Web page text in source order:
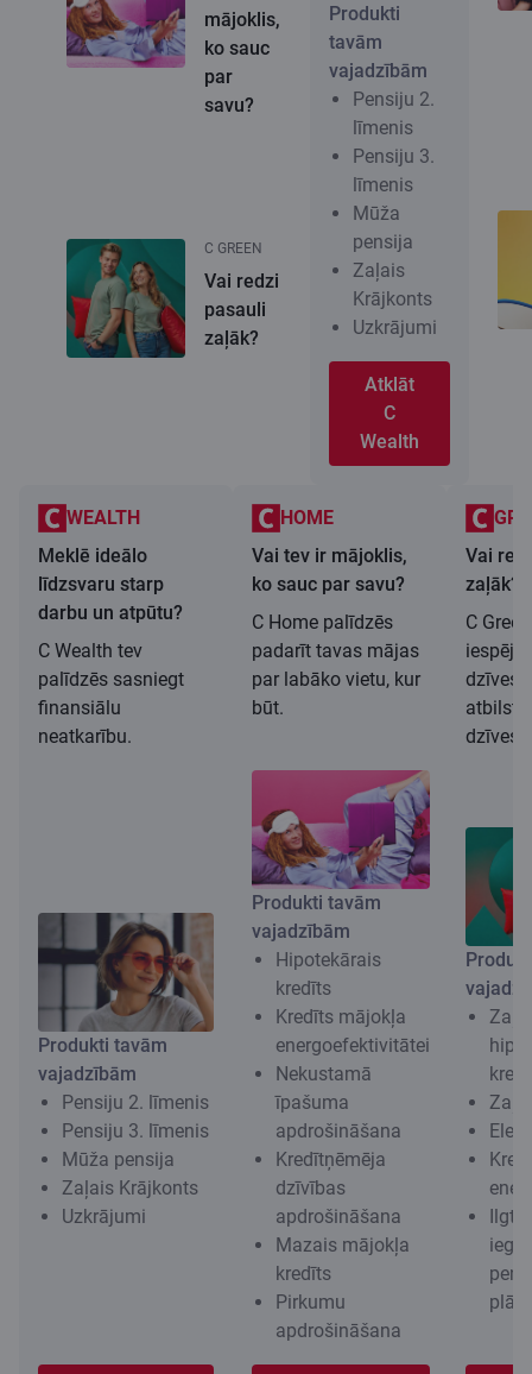
Produkti
tavām
vajadzībām
Pensiju 2.
līmenis
Pensiju 3.
līmenis
Mūža
pensija
Zaļais
Krājkonts
Uzkrājumi
Atklāt
C
Wealth
mājoklis,
ko sauc
par
savu?
C GREEN
Vai redzi
pasauli
zaļāk?
WEALTH
Meklē ideālo
līdzsvaru starp
darbu un atpūtu?
C Wealth tev
palīdzēs sasniegt
finansiālu
neatkarību.
Produkti tavām
vajadzībām
Pensiju 2. līmenis
Pensiju 3. līmenis
Mūža pensija
Zaļais Krājkonts
Uzkrājumi
HOME
Vai tev ir mājoklis,
ko sauc par savu?
C Home palīdzēs
padarīt tavas mājas
par labāko vietu, kur
būt.
Produkti tavām
vajadzībām
Hipotekārais
kredīts
Kredīts mājokļa
energoefektivitātei
Nekustamā
īpašuma
apdrošināšana
Kredītņēmēja
dzīvības
apdrošināšana
Mazais mājokļa
kredīts
Pirkumu
apdrošināšana
Vai
zaļāk?
C
iespēju
dzīves